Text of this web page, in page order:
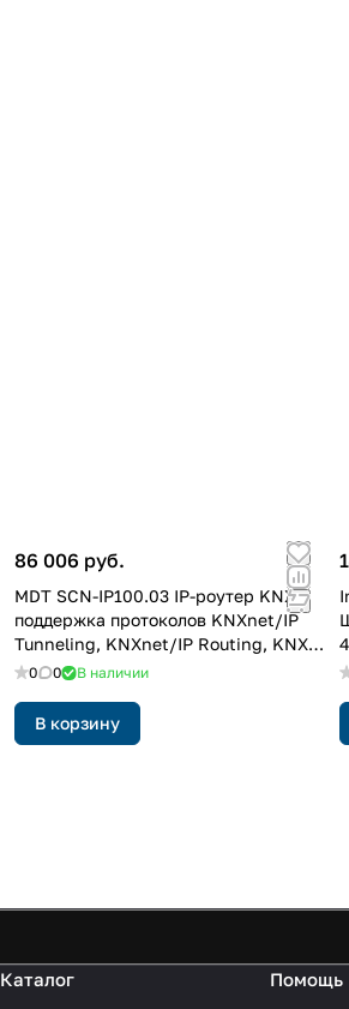
86 006 руб.
MDT SCN-IP100.03 IP-роутер KNX,
поддержка протоколов KNXnet/IP
Tunneling, KNXnet/IP Routing, KNX
IP Secure и KNX Data Secure
0 0 В наличии
В корзину
Каталог Помощь